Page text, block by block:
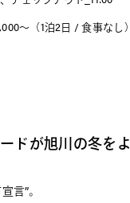
〜（1泊2日 / 食事なし）
ドが旭川の冬を
言”。